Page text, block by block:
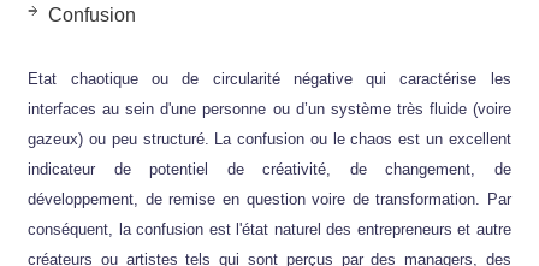
Confusion
Etat chaotique ou de circularité négative qui caractérise les
interfaces au sein d'une personne ou d’un système très fluide (voire
gazeux) ou peu structuré. La confusion ou le chaos est un excellent
indicateur de potentiel de créativité, de changement, de
développement, de remise en question voire de transformation. Par
conséquent, la confusion est l'état naturel des entrepreneurs et autre
créateurs ou artistes tels qui sont perçus par des managers, des